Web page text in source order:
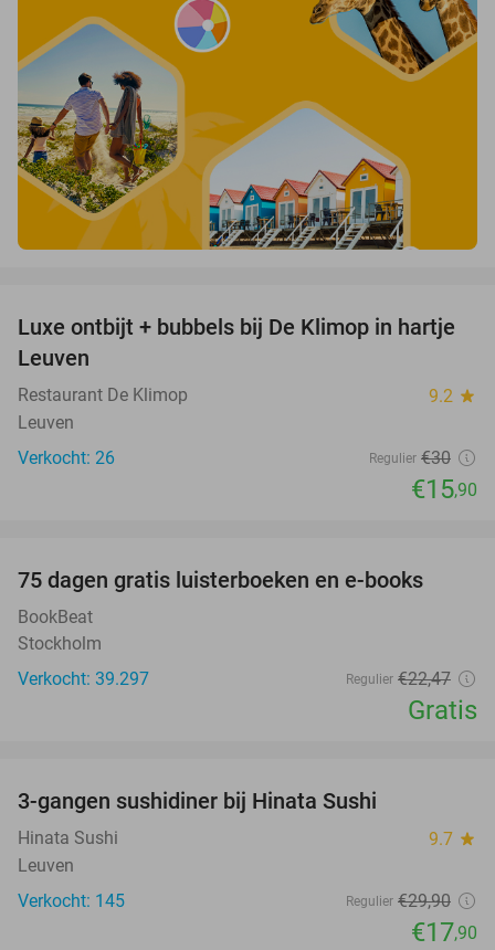
47%
Luxe ontbijt + bubbels bij De Klimop in hartje
Leuven
Restaurant De Klimop 9.2 star
Leuven
Verkocht: 26
Regulier €30
€15,90
75 dagen gratis luisterboeken en e-books
BookBeat
Stockholm
Verkocht: 39.297
Regulier €22,47
Gratis
3-gangen sushidiner bij Hinata Sushi
Hinata Sushi 9.7 star
Leuven
Verkocht: 145
Regulier €29,90
€17,90